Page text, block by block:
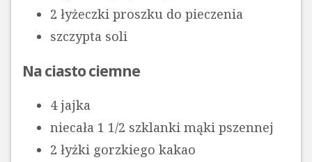
2 łyżeczki proszku do pieczenia
szczypta soli
Na ciasto ciemne
4 jajka
niecała 1 1/2 szklanki mąki pszennej
2 łyżki gorzkiego kakao